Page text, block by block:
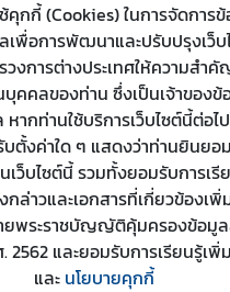
นอาหารและการเกษตร กา
ามมั่นคงทางไซเบอร์
ช้คุกกี้ (Cookies) ในการจัดการ
พื่อการพัฒนาและปรับปรุงเว็บ
วงการต่างประเทศให้ความสำ
คคลของท่าน ซึ่งเป็นเจ้าของข้
ากท่านใช้บริการเว็บไซต์นี้ต่อไ
บตั้งค่าใด ๆ แสดงว่าท่านยินยอ
ว็บไซต์นี้ รวมทั้งยอมรับการเรี
กล่าวและเอกสารที่เกี่ยวข้องเพิ่
ยพระราชบัญญัติคุ้มครองข้อมู
2562 และยอมรับการเรียนรู้เพิ่
และ นโยบายคุกกี้